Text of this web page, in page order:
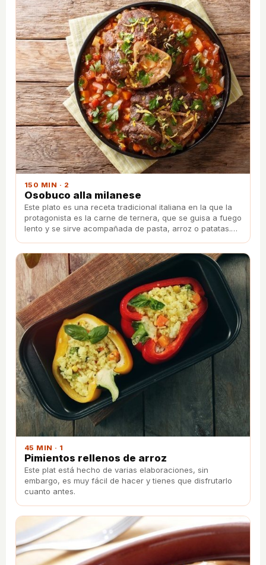
150 MIN · 2
Osobuco alla milanese
Este plato es una receta tradicional italiana en la que la
protagonista es la carne de ternera, que se guisa a fuego
lento y se sirve acompañada de pasta, arroz o patatas.
45 MIN · 1
Pimientos rellenos de arroz
Este plat está hecho de varias elaboraciones, sin
embargo, es muy fácil de hacer y tienes que disfrutarlo
cuanto antes.